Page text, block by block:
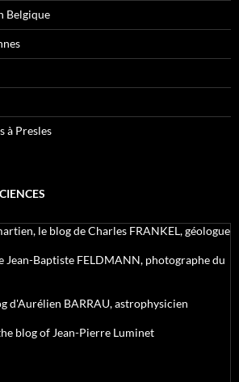
Belgique
à Presles
le blog de Charles FRANKEL, géologue
Jean-Baptiste FELDMANN, photographe du
d'Aurélien BARRAU, astrophysicien
blog of Jean-Pierre Luminet